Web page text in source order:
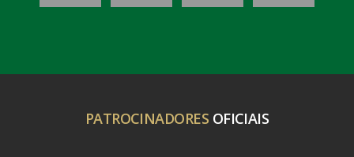
PATROCINADORES OFICIAIS